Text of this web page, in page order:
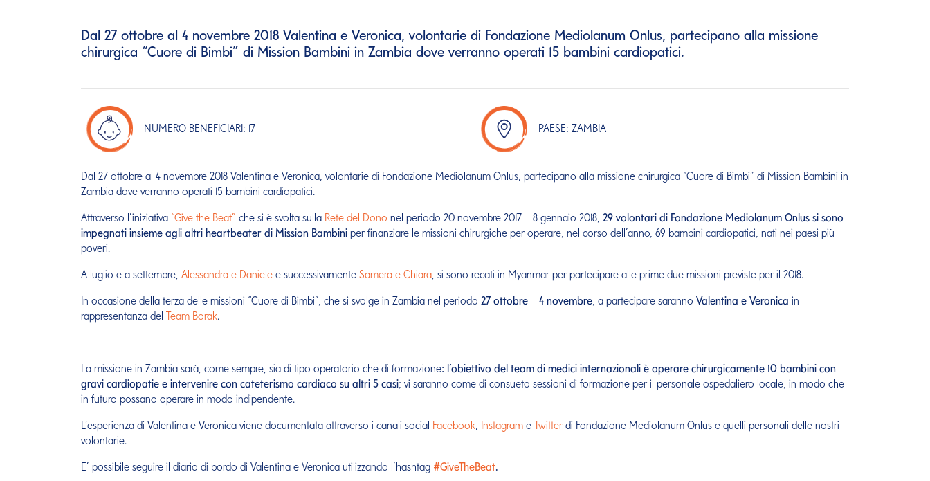
Dal 27 ottobre al 4 novembre 2018 Valentina e Veronica, volontarie di Fondazione Mediolanum Onlus, partecipano alla missione
chirurgica “Cuore di Bimbi” di Mission Bambini in Zambia dove verranno operati 15 bambini cardiopatici.
NUMERO BENEFICIARI: 17 PAESE: ZAMBIA
Dal 27 ottobre al 4 novembre 2018 Valentina e Veronica, volontarie di Fondazione Mediolanum Onlus, partecipano alla missione chirurgica “Cuore di Bimbi” di Mission Bambini in
Zambia dove verranno operati 15 bambini cardiopatici.
Attraverso l’iniziativa “Give the Beat” che si è svolta sulla Rete del Dono nel periodo 20 novembre 2017 – 8 gennaio 2018, 29 volontari di Fondazione Mediolanum Onlus si sono
impegnati insieme agli altri heartbeater di Mission Bambini per finanziare le missioni chirurgiche per operare, nel corso dell’anno, 69 bambini cardiopatici, nati nei paesi più
poveri.
A luglio e a settembre, Alessandra e Daniele e successivamente Samera e Chiara, si sono recati in Myanmar per partecipare alle prime due missioni previste per il 2018.
In occasione della terza delle missioni “Cuore di Bimbi”, che si svolge in Zambia nel periodo 27 ottobre – 4 novembre, a partecipare saranno Valentina e Veronica in
rappresentanza del Team Borak.
La missione in Zambia sarà, come sempre, sia di tipo operatorio che di formazione: l’obiettivo del team di medici internazionali è operare chirurgicamente 10 bambini con
gravi cardiopatie e intervenire con cateterismo cardiaco su altri 5 casi; vi saranno come di consueto sessioni di formazione per il personale ospedaliero locale, in modo che
in futuro possano operare in modo indipendente.
L’esperienza di Valentina e Veronica viene documentata attraverso i canali social Facebook, Instagram e Twitter di Fondazione Mediolanum Onlus e quelli personali delle nostri
volontarie.
E’ possibile seguire il diario di bordo di Valentina e Veronica utilizzando l’hashtag #GiveTheBeat.